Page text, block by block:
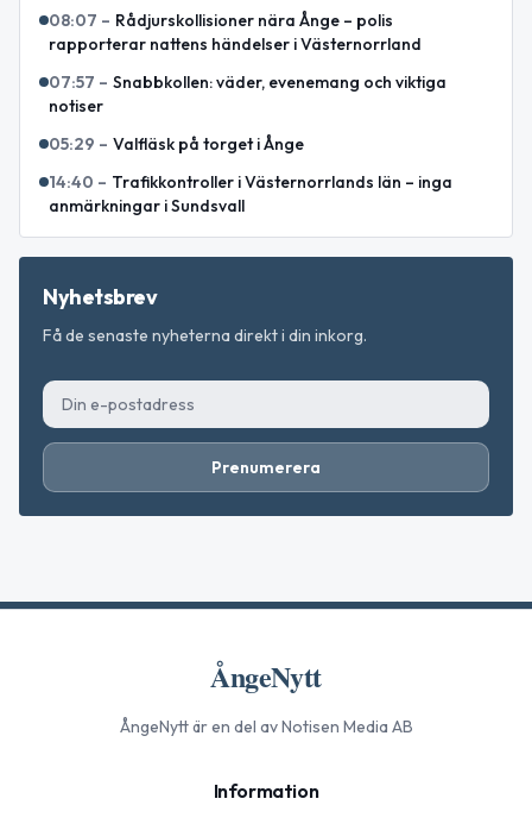
08:07 – Rådjurskollisioner nära Ånge – polis
rapporterar nattens händelser i Västernorrland
07:57 – Snabbkollen: väder, evenemang och viktiga
notiser
05:29 – Valfläsk på torget i Ånge
14:40 – Trafikkontroller i Västernorrlands län – inga
anmärkningar i Sundsvall
Nyhetsbrev
Få de senaste nyheterna direkt i din inkorg.
Prenumerera
ÅngeNytt
ÅngeNyttär en del av Notisen Media AB
Information